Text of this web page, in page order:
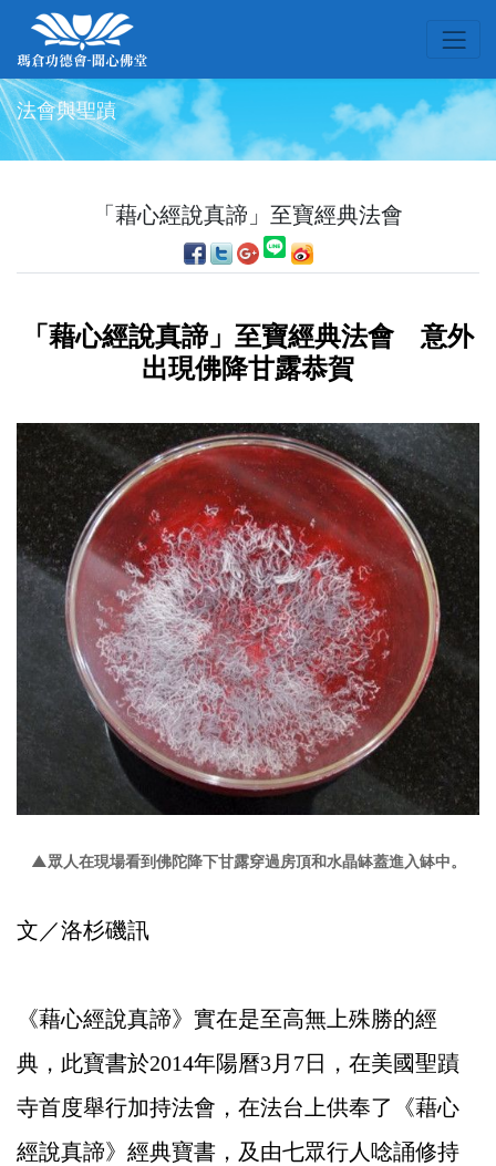
法會與聖蹟
「藉心經說真諦」至寶經典法會
「藉心經說真諦」至寶經典法會 意外
出現佛降甘露恭賀
▲眾人在現場看到佛陀降下甘露穿過房頂和水晶缽蓋進入缽中。
文／洛杉磯訊
《藉心經說真諦》實在是至高無上殊勝的經
典，此寶書於2014年陽曆3月7日，在美國聖蹟
寺首度舉行加持法會，在法台上供奉了《藉心
經說真諦》經典寶書，及由七眾行人唸誦修持